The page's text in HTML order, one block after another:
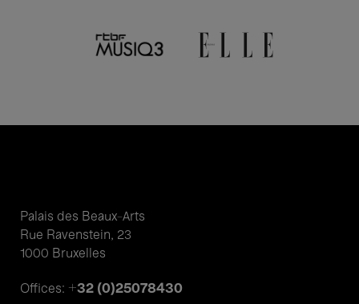
Palais des Beaux-Arts
Rue Ravenstein, 23
1000 Bruxelles
Offices: +32 (0)25078430